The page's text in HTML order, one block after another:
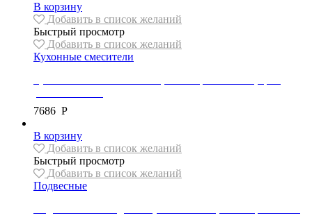
В корзину
Добавить в список желаний
Быстрый просмотр
Добавить в список желаний
Кухонные смесители
7686 Р
В корзину
Добавить в список желаний
Быстрый просмотр
Добавить в список желаний
Подвесные